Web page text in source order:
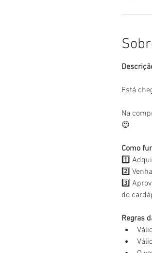
Está
Na
😍
Como
1️⃣
2️⃣
3️⃣
do
Regras